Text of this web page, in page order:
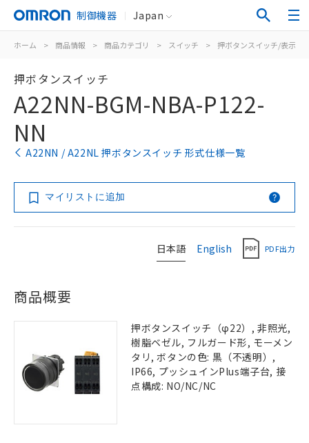
制御機器 Japan
ホーム > 商品情報 > 商品カテゴリ > スイッチ > 押ボタンスイッチ/表示灯
押ボタンスイッチ
A22NN-BGM-NBA-P122-
NN
A22NN / A22NL 押ボタンスイッチ 形式仕様一覧
マイリストに追加
日本語 English PDF出力
商品概要
押ボタンスイッチ（φ22）, 非照光,
樹脂ベゼル, フルガード形, モーメン
タリ, ボタンの色: 黒（不透明）,
IP66, プッシュインPlus端子台, 接
点構成: NO/NC/NC